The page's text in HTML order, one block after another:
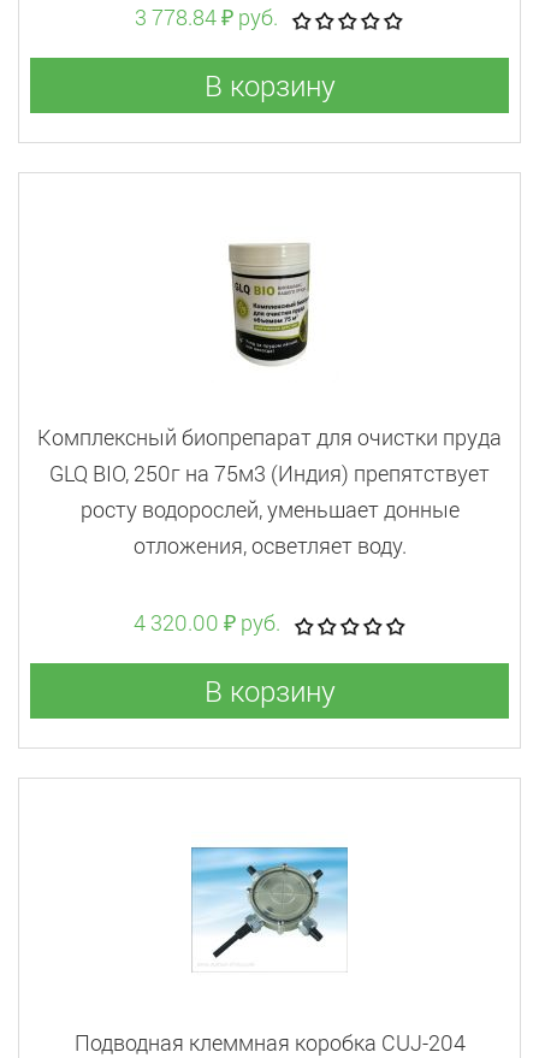
3 778.84 ₽ руб.
В корзину
Комплексный биопрепарат для очистки пруда
GLQ BIO, 250г на 75м3 (Индия) препятствует
росту водорослей, уменьшает донные
отложения, осветляет воду.
4 320.00 ₽ руб.
В корзину
Подводная клеммная коробка CUJ-204